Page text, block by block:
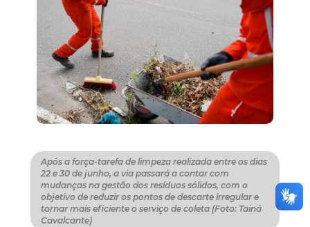
Após a força-tarefa de limpeza realizada entre os dias
22 e 30 de junho, a via passará a contar com
mudanças na gestão dos resíduos sólidos, com o
objetivo de reduzir os pontos de descarte irregular e
tornar mais eficiente o serviço de coleta (Foto: Tainá
Cavalcante)